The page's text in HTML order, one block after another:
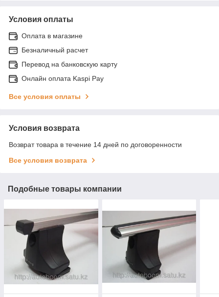
Условия оплаты
Оплата в магазине
Безналичный расчет
Перевод на банковскую карту
Онлайн оплата Kaspi Pay
Все условия оплаты
Условия возврата
Возврат товара в течение 14 дней по договоренности
Все условия возврата
Подобные товары компании